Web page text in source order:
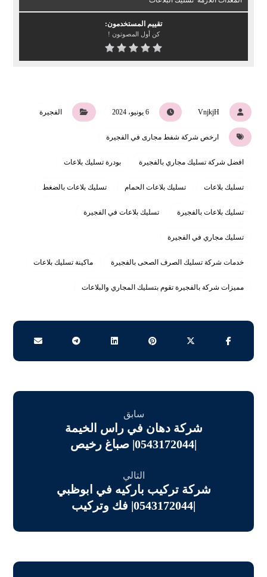
تقييم المستخدمون:
كن أول المصوتون !
VnjkjH 6 يونيو، 2024 الفجيرة
ارخص شركة شفط مجارى في الفجيرة
افضل شركة تسليك مجاري بالفجيرة بودرة تسليك بلاعات
تسليك بلاعات تسليك بلاعات الحمام تسليك بلاعات بالضغط
تسليك بلاعات بالفجيرة تسليك بلاعات في الفجيرة
تسليك مجاري في الفجيرة
خدمات شركة تسليك الصرف الصحى بالفجيرة ماكينة تسليك بلاعات
مميزات شركة بالفجيرة تقوم بتسليك المجاري والبلاعات
سابق
شركة دهان في راس الخيمة
|0543172044| صباغ رخيص
التالي
شركة تركيب باركيه في ابوظبي
|0543172044| فك وتركيب